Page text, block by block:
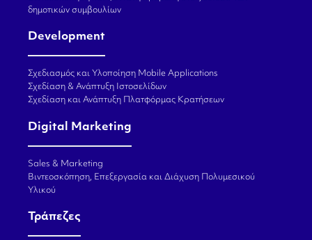
δημοτικών συμβουλίων
Development
Σχεδιασμός και Υλοποίηση Mobile Applications
Σχεδίαση & Ανάπτυξη Ιστοσελίδων
Σχεδίαση και Ανάπτυξη Πλατφόρμας Κρατήσεων
Digital Marketing
Sales & Marketing
Βιντεοσκόπηση, Επεξεργασία και Διάχυση Πολυμεσικού
Υλικού
Τράπεζες